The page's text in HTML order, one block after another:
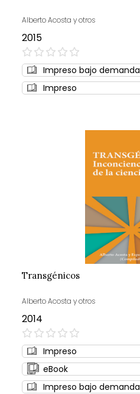
Alberto Acosta y otros
2015
0%
Impreso bajo demanda
Impreso
Transgénicos
Alberto Acosta y otros
2014
0%
Impreso
eBook
Impreso bajo demanda